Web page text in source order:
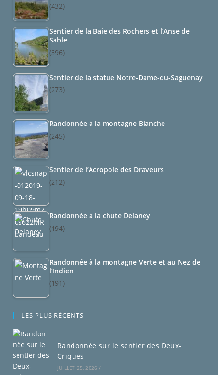
(432)
Sentier de la Baie des Rochers et l’Anse de
Sable
(396)
Sentier de la statue Notre-Dame-du-Saguenay
(273)
Randonnée à la montagne Blanche
(245)
Sentier de l’Acropole des Draveurs
(212)
Randonnée à la chute Delaney
(194)
Randonnée à la montagne Verte et au Nez de
l’Indien
(191)
LES PLUS RÉCENTS
Randonnée sur le sentier des Deux-
Criques
JUILLET 25, 2026 /